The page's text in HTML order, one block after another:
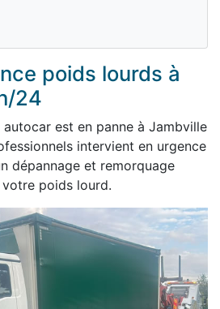
poids lourds à
24
est en panne à Jambville
intervient en urgence
dépannage et remorquage
poids lourd.